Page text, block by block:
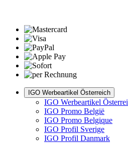
IGO Werbeartikel Österreich
IGO Werbeartikel
IGO Promo België
IGO Promo Belgique
IGO Profil Sverige
IGO Profil Danmark